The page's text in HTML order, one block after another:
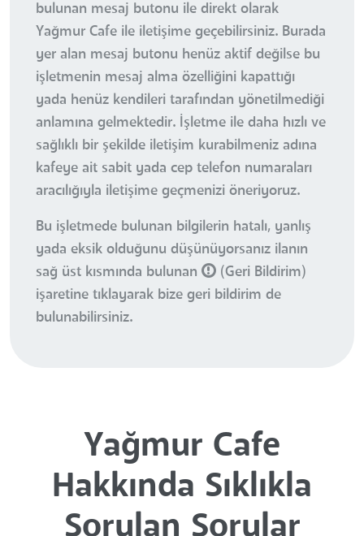
bulunan mesaj butonu ile direkt olarak
Yağmur Cafe ile iletişime geçebilirsiniz. Burada
yer alan mesaj butonu henüz aktif değilse bu
işletmenin mesaj alma özelliğini kapattığı
yada henüz kendileri tarafından yönetilmediği
anlamına gelmektedir. İşletme ile daha hızlı ve
sağlıklı bir şekilde iletişim kurabilmeniz adına
kafeye ait sabit yada cep telefon numaraları
aracılığıyla iletişime geçmenizi öneriyoruz.
Bu işletmede bulunan bilgilerin hatalı, yanlış
yada eksik olduğunu düşünüyorsanız ilanın
sağ üst kısmında bulunan
(Geri Bildirim)
işaretine tıklayarak bize geri bildirim de
bulunabilirsiniz.
Yağmur Cafe
Hakkında Sıklıkla
Sorulan Sorular